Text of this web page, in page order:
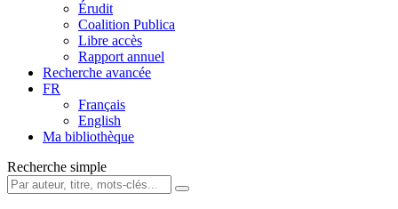
Érudit
Coalition Publica
Libre accès
Rapport annuel
Recherche avancée
FR
Français
English
Ma bibliothèque
Recherche simple